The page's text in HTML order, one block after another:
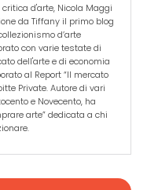
d'arte, Nicola Maggi
da Tiffany il primo blog
d’arte
con varie testate di
dell'arte e di economia
al Report “Il mercato
Private. Autore di vari
e Novecento, ha
arte” dedicata a chi